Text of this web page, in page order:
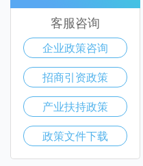
客服咨询
企业政策咨询
招商引资政策
产业扶持政策
政策文件下载